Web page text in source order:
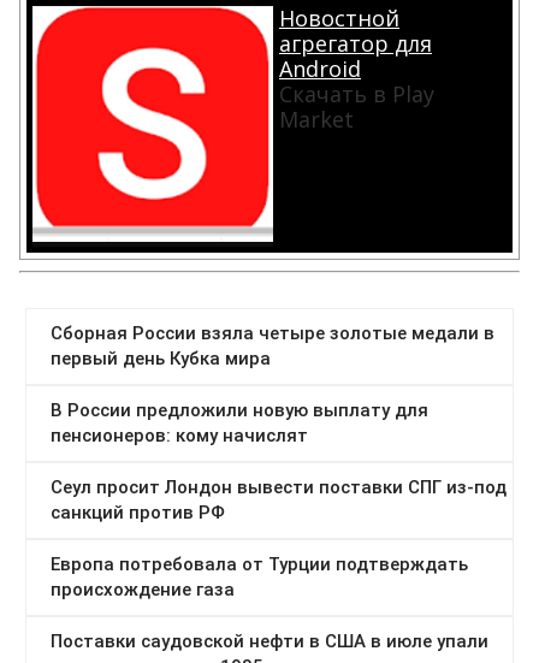
Новостной
агрегатор для
Android
Скачать в Play
Market